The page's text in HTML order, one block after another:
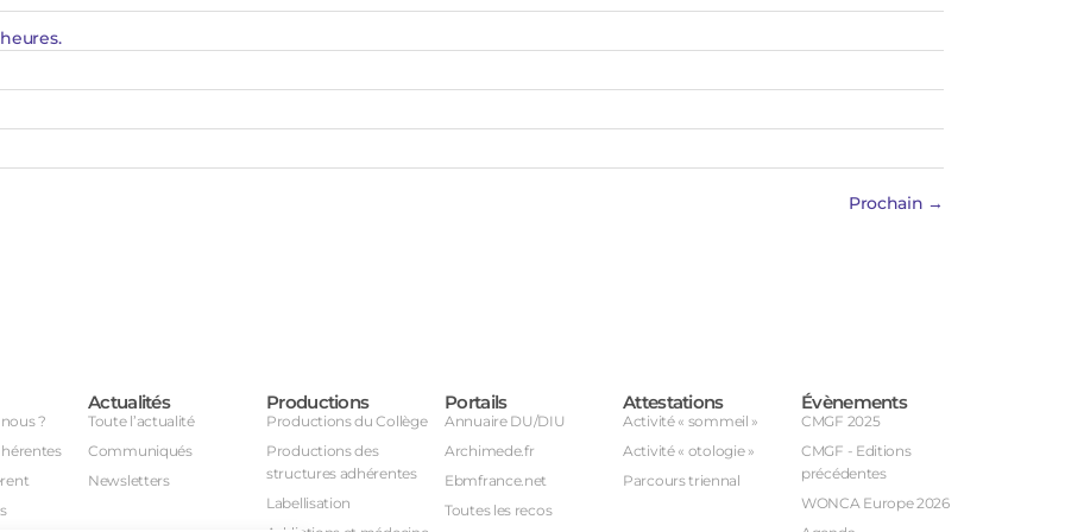
Prochain →
?
Actualités
Toute l’actualité
Communiqués
Newsletters
Productions
Productions du Collège
Productions des
structures adhérentes
Labellisation
Portails
Annuaire DU/DIU
Archimede.fr
Ebmfrance.net
Toutes les recos
Attestations
Activité « sommeil »
Activité « otologie »
Parcours triennal
Évènements
CMGF 2025
CMGF - Editions
précédentes
WONCA Europe 2026